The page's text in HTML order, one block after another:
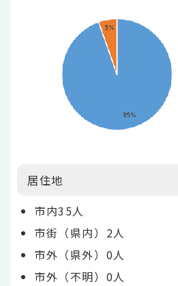
居住地
市内35人
市街（県内）2人
市外（県外）0人
市外（不明）0人